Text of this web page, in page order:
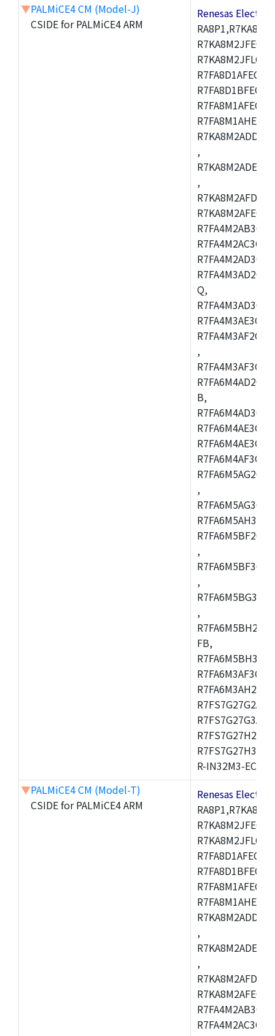
▼PALMiCE4 CM (Model-J)
CSIDE for PALMiCE4 ARM
Renesas
,
,
Q,
,
B,
,
,
,
,
FB,
R-IN32M3-EC
▼PALMiCE4 CM (Model-T)
CSIDE for PALMiCE4 ARM
Renesas
,
,